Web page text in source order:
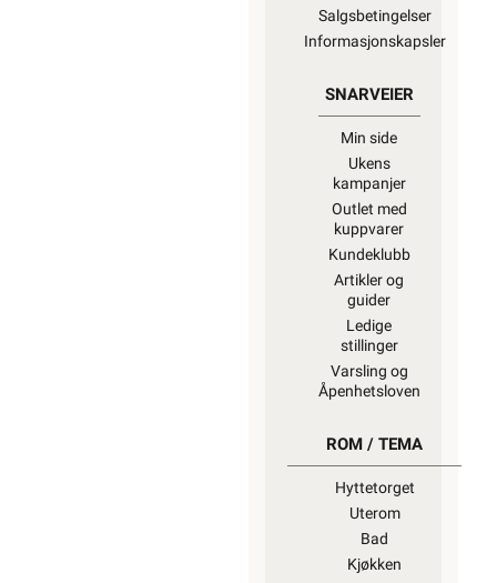
Salgsbetingelser
Informasjonskapsler
SNARVEIER
Min side
Ukens
kampanjer
Outlet med
kuppvarer
Kundeklubb
Artikler og
guider
Ledige
stillinger
Varsling og
Åpenhetsloven
ROM / TEMA
Hyttetorget
Uterom
Bad
Kjøkken